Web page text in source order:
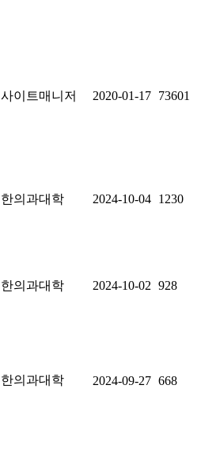
사이트매니저 2020-01-17 73601
한의과대학 2024-10-04 1230
한의과대학 2024-10-02 928
한의과대학 2024-09-27 668